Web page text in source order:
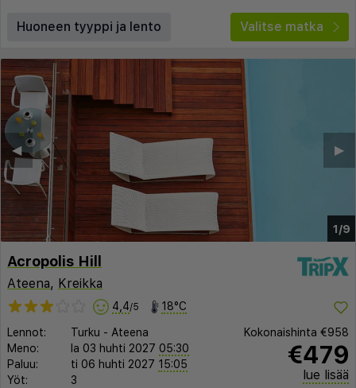
Huoneen tyyppi ja lento Valitse matka
1/9
▶︎
◀︎
Acropolis Hill
Ateena, Kreikka
4,4/5 18°C
Lennot: Turku - Ateena
Meno:
la 03 huhti 2027 05:30
Paluu:
ti 06 huhti 2027 15:05
Yöt:
3
Kokonaishinta €958
€479
lue lisää